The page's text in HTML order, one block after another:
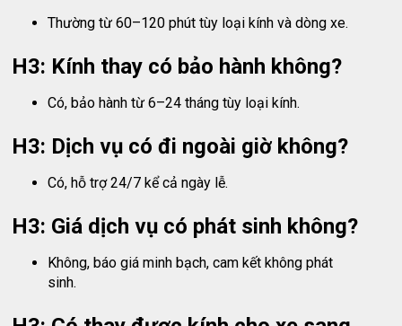
Thường từ 60–120 phút tùy loại kính và dòng xe.
H3: Kính thay có bảo hành không?
Có, bảo hành từ 6–24 tháng tùy loại kính.
H3: Dịch vụ có đi ngoài giờ không?
Có, hỗ trợ 24/7 kể cả ngày lễ.
H3: Giá dịch vụ có phát sinh không?
Không, báo giá minh bạch, cam kết không phát
sinh.